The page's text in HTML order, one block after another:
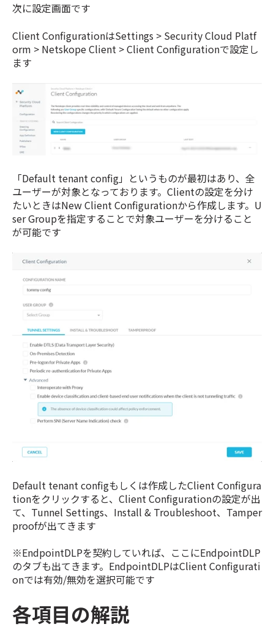
次に設定画面です
Client ConfigurationはSettings > Security Cloud Platf
orm > Netskope Client > Client Configurationで設定し
ます
「Default tenant config」というものが最初はあり、全
ユーザーが対象となっております。Clientの設定を分け
たいときはNew Client Configurationから作成します。U
ser Groupを指定することで対象ユーザーを分けること
が可能です
Default tenant configもしくは作成したClient Configura
tionをクリックすると、Client Configurationの設定が出
て、Tunnel Settings、Install & Troubleshoot、Tamper
proofが出てきます
※EndpointDLPを契約していれば、ここにEndpointDLP
のタブも出てきます。EndpointDLPはClient Configurati
onでは有効/無効を選択可能です
各項目の解説